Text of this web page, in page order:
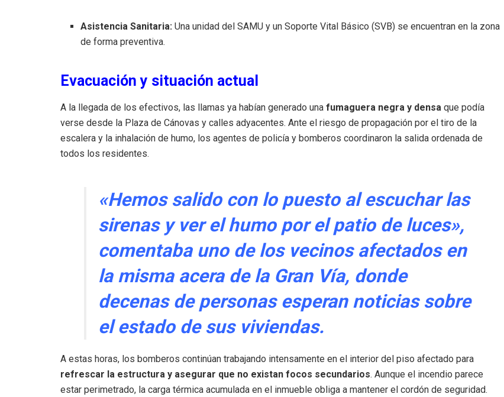
Asistencia Sanitaria: Una unidad del SAMU y un Soporte Vital Básico (SVB) se encuentran en la zona
de forma preventiva.
Evacuación y situación actual
A la llegada de los efectivos, las llamas ya habían generado una fumaguera negra y densa que podía
verse desde la Plaza de Cánovas y calles adyacentes. Ante el riesgo de propagación por el tiro de la
escalera y la inhalación de humo, los agentes de policía y bomberos coordinaron la salida ordenada de
todos los residentes.
«Hemos salido con lo puesto al escuchar las
sirenas y ver el humo por el patio de luces»,
comentaba uno de los vecinos afectados en
la misma acera de la Gran Vía, donde
decenas de personas esperan noticias sobre
el estado de sus viviendas.
A estas horas, los bomberos continúan trabajando intensamente en el interior del piso afectado para
refrescar la estructura y asegurar que no existan focos secundarios. Aunque el incendio parece
estar perimetrado, la carga térmica acumulada en el inmueble obliga a mantener el cordón de seguridad.